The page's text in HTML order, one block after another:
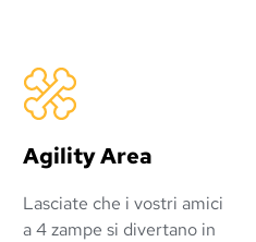
Agility Area
Lasciate che i vostri amici
a 4 zampe si divertano in